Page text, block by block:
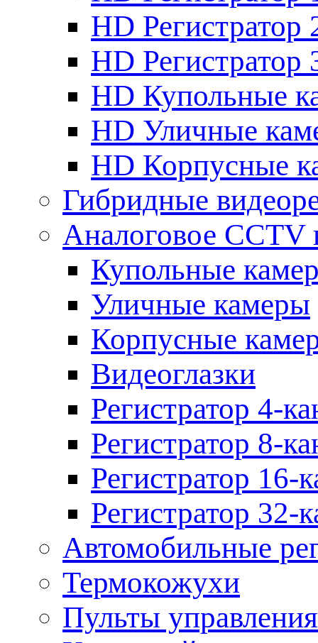
HD Регистратор
HD Регистратор
HD Купольные
HD Уличные
HD Корпусные
Гибридные
Аналоговое CCTV
Купольные
Уличные камеры
Корпусные
Видеоглазки
Регистратор 4-
Регистратор 8-
Регистратор 16-
Регистратор 32-
Автомобильные
Термокожухи
Пульты управления